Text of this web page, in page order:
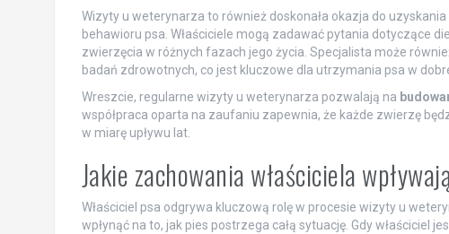
Wizyty u weterynarza to również doskonała okazja do uzyskania
behawioru psa. Właściciele mogą zadawać pytania dotyczące
zwierzęcia w różnych fazach jego życia. Specjalista może
badań zdrowotnych, co jest kluczowe dla utrzymania psa w
Wreszcie, regularne wizyty u weterynarza pozwalają na
współpraca oparta na zaufaniu zapewnia, że każde zwierzę
w miarę upływu lat.
Jakie zachowania właściciela
Właściciel psa odgrywa kluczową rolę w procesie wizyty u
wpłynąć na to, jak pies postrzega całą sytuację. Gdy właściciel